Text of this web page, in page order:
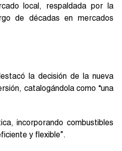
local, respaldada por la
de décadas en mercados
la decisión de la nueva
catalogándola como “una
incorporando combustibles
y flexible”.